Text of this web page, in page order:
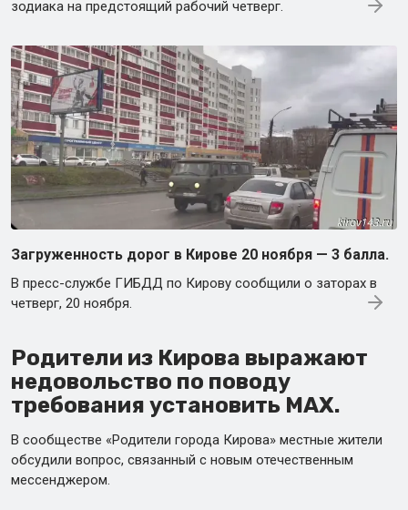
зодиака на предстоящий рабочий четверг.
Загруженность дорог в Кирове 20 ноября — 3 балла.
В пресс-службе ГИБДД по Кирову сообщили о заторах в
четверг, 20 ноября.
Родители из Кирова выражают
недовольство по поводу
требования установить МАХ.
В сообществе «Родители города Кирова» местные жители
обсудили вопрос, связанный с новым отечественным
мессенджером.